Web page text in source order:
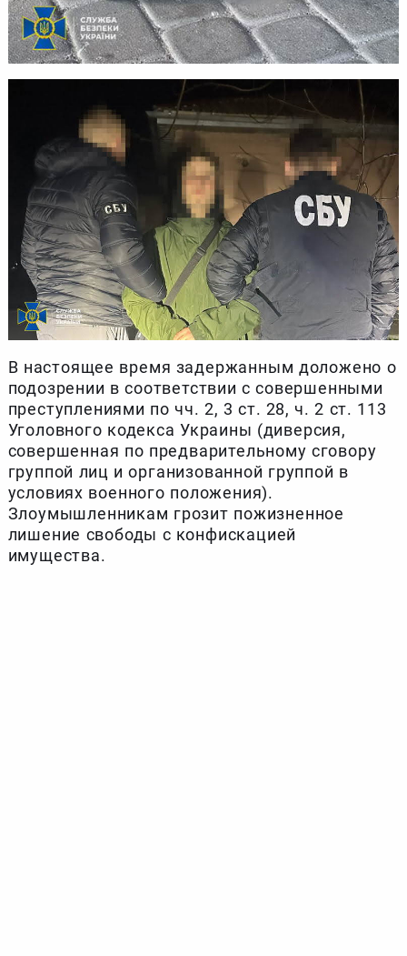
В настоящее время задержанным доложено о
подозрении в соответствии с совершенными
преступлениями по чч. 2, 3 ст. 28, ч. 2 ст. 113
Уголовного кодекса Украины (диверсия,
совершенная по предварительному сговору
группой лиц и организованной группой в
условиях военного положения).
Злоумышленникам грозит пожизненное
лишение свободы с конфискацией
имущества.